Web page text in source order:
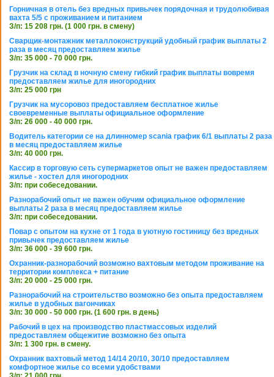
Горничная в отель без вредных привычек порядочная и трудолюбивая
вахта 5/5 с проживанием и питанием
З/п: 15 208 грн. (1 000 грн. в смену)
Сварщик-монтажник металлоконструкций удобный график выплаты 2
раза в месяц предоставляем жилье
З/п: 35 000 - 70 000 грн.
Грузчик на склад в ночную смену гибкий график выплаты вовремя
предоставляем жилье для иногородних
З/п: 25 000 грн
Грузчик на мусоровоз предоставляем бесплатное жилье
своевременные выплаты официальное оформление
З/п: 26 000 - 40 000 грн.
Водитель категории се на длинномер scania график 6/1 выплаты 2 раза
в месяц предоставляем жилье
З/п: 40 000 грн.
Кассир в торговую сеть супермаркетов опыт не важен предоставляем
жилье - хостел для иногородних
З/п: при собеседовании.
Разнорабочий опыт не важен обучим официальное оформление
выплаты 2 раза в месяц предоставляем жилье
З/п: при собеседовании.
Повар с опытом на кухне от 1 года в уютную гостиницу без вредных
привычек предоставляем жилье
З/п: 36 000 - 39 600 грн.
Охранник-разнорабочий возможно вахтовым методом проживание на
территории комплекса + питание
З/п: 20 000 - 25 000 грн.
Разнорабочий на строительство возможно без опыта предоставляем
жилье в удобных вагончиках
З/п: 30 000 - 50 000 грн. (1 600 грн. в день)
Рабочий в цех на производство пластмассовых изделий
предоставляем общежитие возможно без опыта
З/п: 1 300 грн. в смену.
Охранник вахтовый метод 14/14 20/10, 30/10 предоставляем
комфортное жилье со всеми удобствами